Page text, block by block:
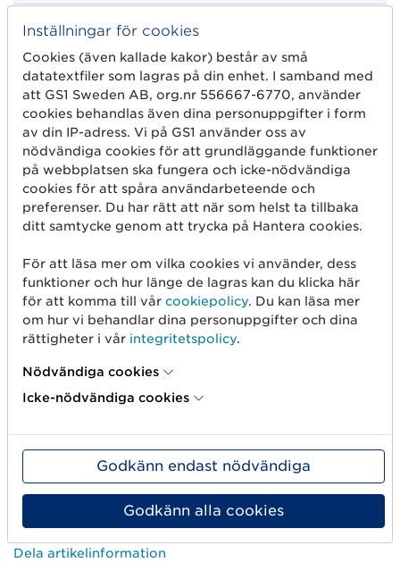
Subtrahera sista siffran i summan från 10. I detta
(93) 3. Alltså är
Fullständigt
GTIN
7 3 5 0 0 5
Tillbaka till Beräkna kontrollsiffra
Skapa streckkod
Använd GLN
Sälj på marknadsplatser
Dela artikelinformation
Inställningar för cookies
Cookies (även kallade kakor) består av små
datatextfiler som lagras på din enhet. I samband med
att GS1 Sweden AB, org.nr 556667-6770, använder
cookies behandlas även dina personuppgifter i form
av din IP-adress. Vi på GS1 använder oss av
nödvändiga cookies för att grundläggande funktioner
på webbplatsen ska fungera och icke-nödvändiga
cookies för att spåra användarbeteende och
preferenser. Du har rätt att när som helst ta tillbaka
ditt samtycke genom att trycka på Hantera cookies.
För att läsa mer om vilka cookies vi använder, dess
funktioner och hur länge de lagras kan du klicka här
för att komma till vår cookiepolicy. Du kan läsa mer
om hur vi behandlar dina personuppgifter och dina
rättigheter i vår integritetspolicy.
Nödvändiga cookies
Icke-nödvändiga cookies
Godkänn endast nödvändiga
Godkänn alla cookies